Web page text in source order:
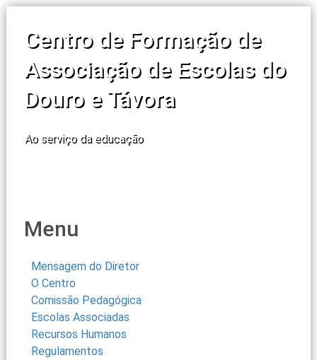
Centro de Formação de
Associação de Escolas do
Douro e Távora
Ao serviço da educação
Menu
Mensagem do Diretor
O Centro
Comissão Pedagógica
Escolas Associadas
Recursos Humanos
Regulamentos